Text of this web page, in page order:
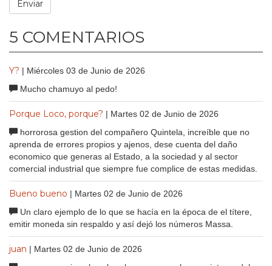
5 COMENTARIOS
Y? | Miércoles 03 de Junio de 2026
Mucho chamuyo al pedo!
Porque Loco, porque? | Martes 02 de Junio de 2026
horrorosa gestion del compañero Quintela, increíble que no
aprenda de errores propios y ajenos, dese cuenta del daño
economico que generas al Estado, a la sociedad y al sector
comercial industrial que siempre fue complice de estas medidas.
Bueno bueno | Martes 02 de Junio de 2026
Un claro ejemplo de lo que se hacía en la época de el títere,
emitir moneda sin respaldo y así dejó los números Massa.
juan | Martes 02 de Junio de 2026